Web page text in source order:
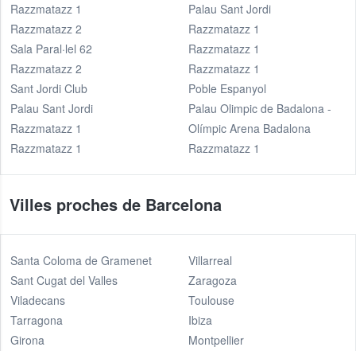
Razzmatazz 1
Razzmatazz 2
Sala Paral·lel 62
Razzmatazz 2
Sant Jordi Club
Palau Sant Jordi
Razzmatazz 1
Razzmatazz 1
Palau Sant Jordi
Razzmatazz 1
Razzmatazz 1
Razzmatazz 1
Poble Espanyol
Palau Olimpic de Badalona -
Olímpic Arena Badalona
Razzmatazz 1
Villes proches de Barcelona
Santa Coloma de Gramenet
Sant Cugat del Valles
Viladecans
Tarragona
Girona
Villarreal
Zaragoza
Toulouse
Ibiza
Montpellier